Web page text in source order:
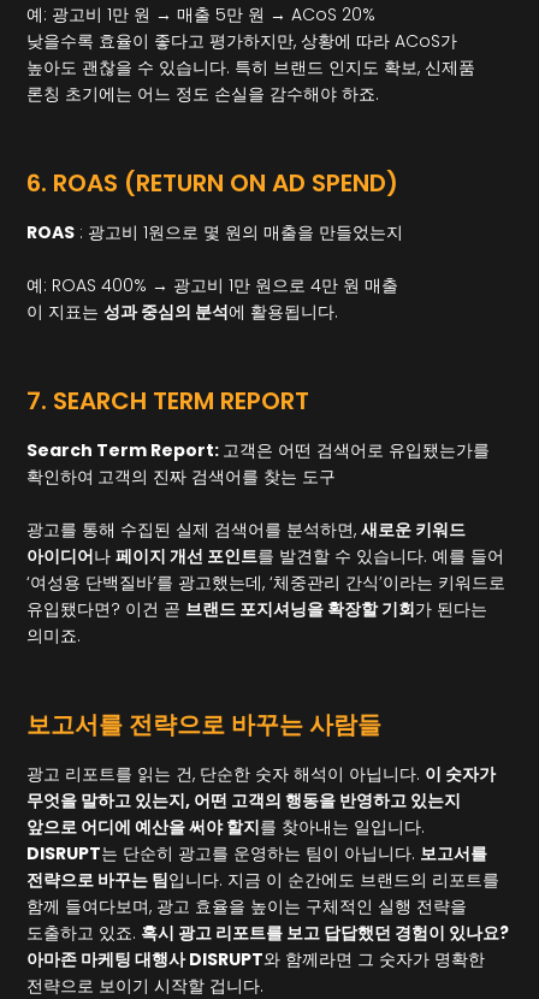
예: 광고비 1만 원 → 매출 5만 원 → ACoS 20%
낮을수록 효율이 좋다고 평가하지만, 상황에 따라 ACoS가
높아도 괜찮을 수 있습니다. 특히 브랜드 인지도 확보, 신제품
론칭 초기에는 어느 정도 손실을 감수해야 하죠.
6. ROAS (RETURN ON AD SPEND)
ROAS : 광고비 1원으로 몇 원의 매출을 만들었는지
예: ROAS 400% → 광고비 1만 원으로 4만 원 매출
이 지표는성과 중심의 분석에 활용됩니다.
7. SEARCH TERM REPORT
Search Term Report: 고객은 어떤 검색어로 유입됐는가를
확인하여 고객의 진짜 검색어를 찾는 도구
광고를 통해 수집된 실제 검색어를 분석하면,새로운 키워드
아이디어나페이지 개선 포인트를 발견할 수 있습니다. 예를 들어
‘여성용 단백질바’를 광고했는데, ‘체중관리 간식’이라는 키워드로
유입됐다면? 이건 곧 브랜드 포지셔닝을 확장할 기회가 된다는
의미죠.
보고서를 전략으로 바꾸는 사람들
광고 리포트를 읽는 건, 단순한 숫자 해석이 아닙니다. 이 숫자가
무엇을 말하고 있는지, 어떤 고객의 행동을 반영하고 있는지
앞으로 어디에 예산을 써야 할지를 찾아내는 일입니다.
DISRUPT는 단순히 광고를 운영하는 팀이 아닙니다. 보고서를
전략으로 바꾸는 팀입니다. 지금 이 순간에도 브랜드의 리포트를
함께 들여다보며, 광고 효율을 높이는 구체적인 실행 전략을
도출하고 있죠. 혹시 광고 리포트를 보고 답답했던 경험이 있나요?
아마존 마케팅 대행사 DISRUPT와 함께라면 그 숫자가 명확한
전략으로 보이기 시작할 겁니다.